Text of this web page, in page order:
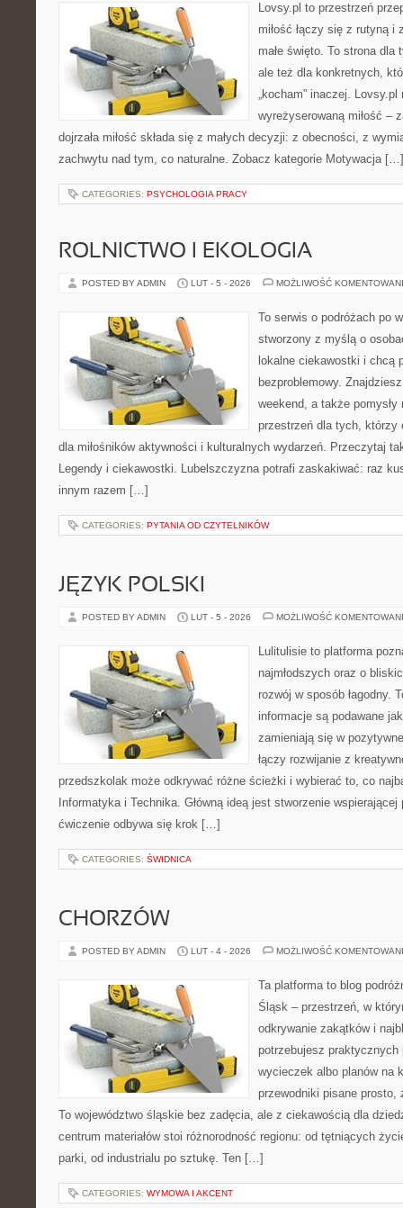
Lovsy.pl to przestrzeń
miłość łączy się z rutyną i
małe święto. To strona
ale też dla konkretnych,
„kocham” inaczej. Lovsy.pl
wyreżyserowaną miłość –
dojrzała miłość składa się z małych decyzji: z obecności, z
zachwytu nad tym, co naturalne. Zobacz kategorie Motywacja […]
CATEGORIES: PSYCHOLOGIA PRACY
ROLNICTWO I EKOLOGIA
POSTED BY ADMIN LUT - 5 - 2026 MOŻLIWOŚĆ
To serwis o podróżach po
stworzony z myślą o
lokalne ciekawostki i chcą
bezproblemowy.
weekend, a także
przestrzeń dla tych, którzy
dla miłośników aktywności i kulturalnych wydarzeń. Przeczytaj
Legendy i ciekawostki. Lubelszczyzna potrafi zaskakiwać: raz
innym razem […]
CATEGORIES: PYTANIA OD CZYTELNIKÓW
JĘZYK POLSKI
POSTED BY ADMIN LUT - 5 - 2026 MOŻLIWOŚĆ
Lulitulisie to platforma
najmłodszych oraz o
rozwój w sposób łagodny.
informacje są podawane
zamieniają się w
łączy rozwijanie z
przedszkolak może odkrywać różne ścieżki i wybierać to, co
Informatyka i Technika. Główną ideą jest stworzenie
ćwiczenie odbywa się krok […]
CATEGORIES: ŚWIDNICA
CHORZÓW
POSTED BY ADMIN LUT - 4 - 2026 MOŻLIWOŚĆ
Ta platforma to blog
Śląsk – przestrzeń, w
odkrywanie zakątków i
potrzebujesz praktycznych
wycieczek albo planów na
przewodniki pisane
To województwo śląskie bez zadęcia, ale z ciekawością dla
centrum materiałów stoi różnorodność regionu: od tętniących
parki, od industrialu po sztukę. Ten […]
CATEGORIES: WYMOWA I AKCENT